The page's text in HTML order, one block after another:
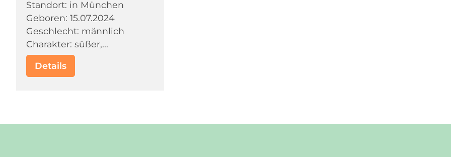
Standort: in München
Geboren: 15.07.2024
Geschlecht: männlich
Charakter: süßer,...
Details